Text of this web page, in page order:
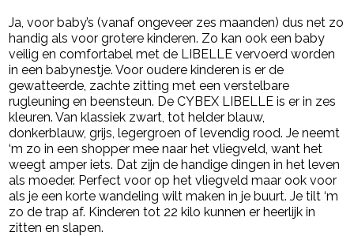
Ja, voor baby’s (vanaf ongeveer zes maanden) dus net zo
handig als voor grotere kinderen. Zo kan ook een baby
veilig en comfortabel met de LIBELLE vervoerd worden
in een babynestje. Voor oudere kinderen is er de
gewatteerde, zachte zitting met een verstelbare
rugleuning en beensteun. De CYBEX LIBELLE is er in zes
kleuren. Van klassiek zwart, tot helder blauw,
donkerblauw, grijs, legergroen of levendig rood. Je neemt
‘m zo in een shopper mee naar het vliegveld, want het
weegt amper iets. Dat zijn de handige dingen in het leven
als moeder. Perfect voor op het vliegveld maar ook voor
als je een korte wandeling wilt maken in je buurt. Je tilt ‘m
zo de trap af. Kinderen tot 22 kilo kunnen er heerlijk in
zitten en slapen.